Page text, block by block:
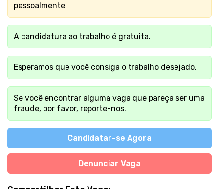
pessoalmente.
A candidatura ao trabalho é gratuita.
Esperamos que você consiga o trabalho desejado.
Se você encontrar alguma vaga que pareça ser uma
fraude, por favor, reporte-nos.
Candidatar-se Agora
Denunciar Vaga